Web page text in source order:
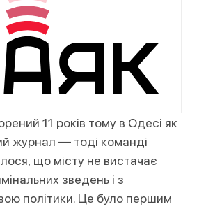
11 років тому в Одесі як
журнал — тоді команді
що місту не вистачає
зведень і з
політики. Це було першим